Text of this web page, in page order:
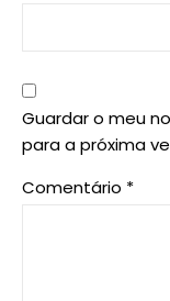
Guardar o meu
para a próxima
Comentário *